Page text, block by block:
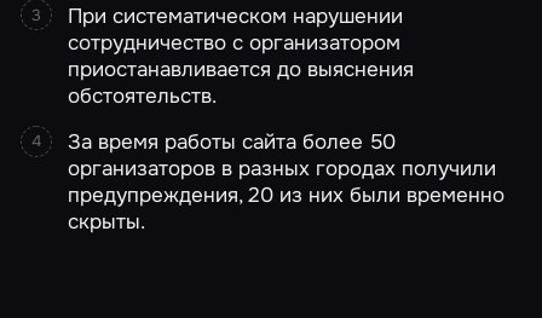
При систематическом нарушении
сотрудничество с организатором
приостанавливается до выяснения
обстоятельств.
За время работы сайта более 50
организаторов в разных городах получили
предупреждения, 20 из них были временно
скрыты.